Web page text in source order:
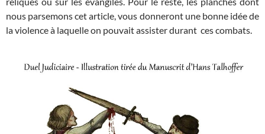
nous parsemons cet article, vous donneront une bonne idée de
la violence à laquelle on pouvait assister durant ces combats.